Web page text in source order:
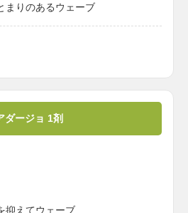
まりのあるウェーブ
ダージョ 1剤
抑えてウェーブ